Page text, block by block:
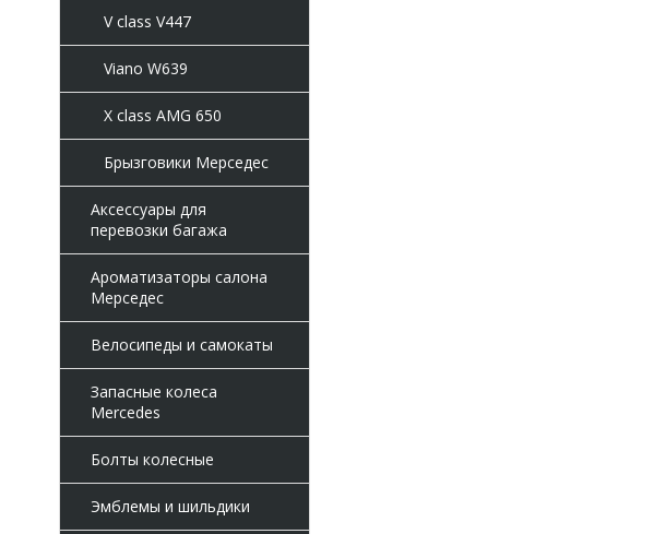
V class V447
Viano W639
X class AMG 650
Брызговики Мерседес
Аксессуары для
перевозки багажа
Ароматизаторы салона
Мерседес
Велосипеды и самокаты
Запасные колеса
Mercedes
Болты колесные
Эмблемы и шильдики